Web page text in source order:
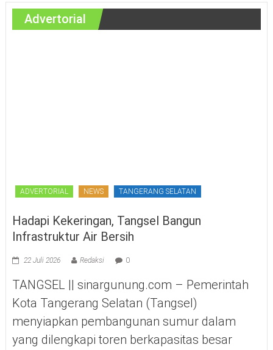
Advertorial
ADVERTORIAL NEWS TANGERANG SELATAN
Hadapi Kekeringan, Tangsel Bangun
Infrastruktur Air Bersih
22 Juli 2026 Redaksi 0
TANGSEL || sinargunung.com – Pemerintah
Kota Tangerang Selatan (Tangsel)
menyiapkan pembangunan sumur dalam
yang dilengkapi toren berkapasitas besar